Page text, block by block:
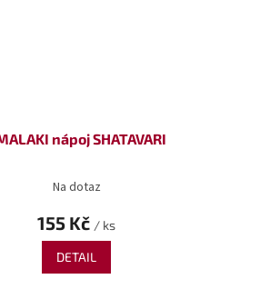
nápoj SHATAVARI
Na dotaz
155 Kč / ks
DETAIL